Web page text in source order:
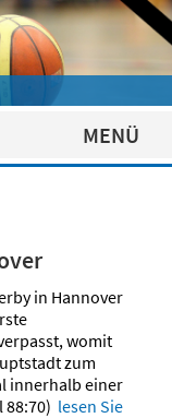
MENÜ
in Hannover
womit
zum
innerhalb einer
88:70) lesen Sie